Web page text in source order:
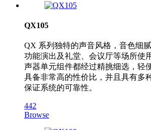
QX105
QX 系列独特的声音风格，音色细
功能演出及礼堂、会议厅等场所使
声器单元组件都经过精挑细选，轻
具备非常高的性价比，并且具有多
保证系统的可靠性。
442
Browse